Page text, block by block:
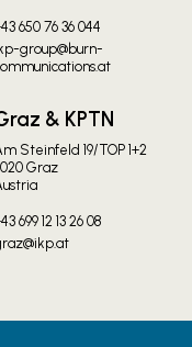
650 76 36 044
group@burn-
& KPTN
Steinfeld 19/TOP 1+2
Graz
699 12 13 26 08